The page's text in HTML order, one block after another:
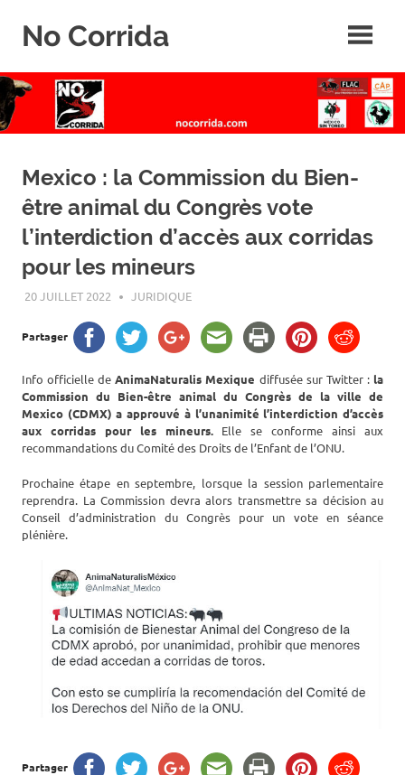
No Corrida
de
la
corrida
Mexico : la Commission du Bien-
être animal du Congrès vote
l’interdiction d’accès aux corridas
pour les mineurs
20 JUILLET 2022 ROGER LAHANA
JURIDIQUE
Partager
Info officielle deAnimaNaturalis Mexique diffusée sur Twitter : la
Commission du Bien-être animal du Congrès de la ville de
Mexico (CDMX) a approuvé à l’unanimité l’interdiction d’accès
aux corridas pour les mineurs.Elle se conforme ainsi aux
recommandations du Comité des Droits de l’Enfant de l’ONU.
Prochaine étape en septembre, lorsque la session parlementaire
reprendra. La Commission devra alors transmettre sa décision au
Conseil d’administration du Congrès pour un vote en séance
plénière.
Partager